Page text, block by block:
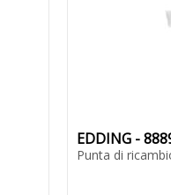
EDDING -
Punta di